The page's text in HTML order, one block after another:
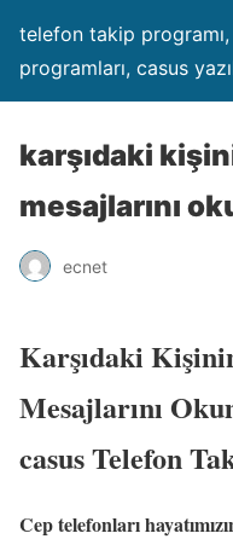
telefon takip
programları, casus
karşıdaki
mesajlarını
ecnet
Karşıdaki
Mesajlarını
casus Telefon
Cep telefonları